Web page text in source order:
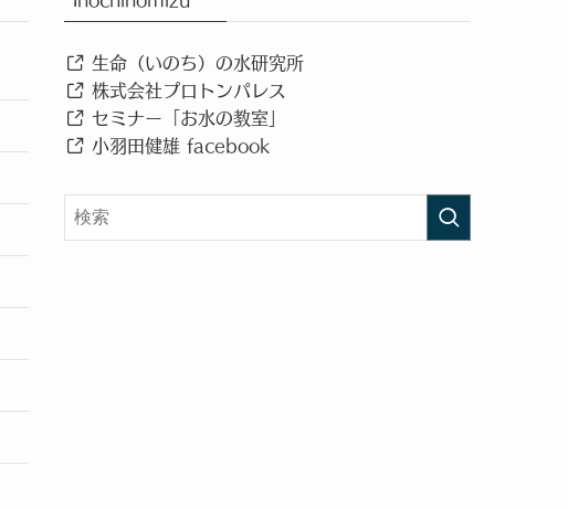
生命（いのち）の水研究所
株式会社プロトンパレス
セミナー「お水の教室」
小羽田健雄 facebook